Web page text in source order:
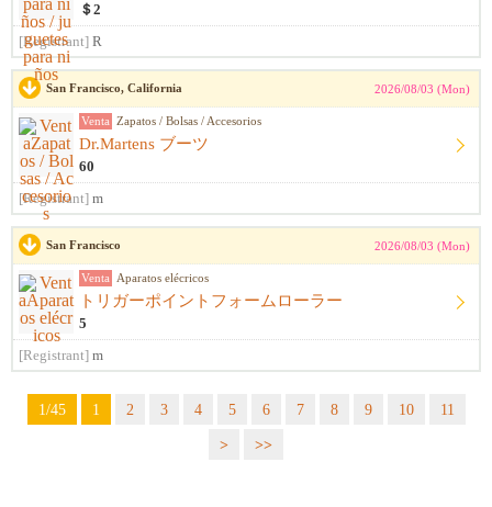
＄2
[Registrant] R
San Francisco, California 2026/08/03 (Mon)
Venta Zapatos / Bolsas / Accesorios
Dr.Martens ブーツ
60
[Registrant] m
San Francisco 2026/08/03 (Mon)
Venta Aparatos elécricos
トリガーポイントフォームローラー
5
[Registrant] m
1/45 1 2 3 4 5 6 7 8 9 10
11
>
>>